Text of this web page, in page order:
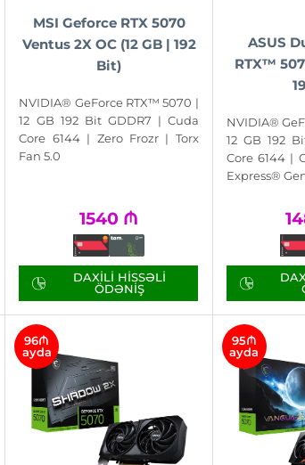
MSI Geforce RTX 5070
Ventus 2X OC (12 GB | 192
Bit)
NVIDIA® GeForce RTX™ 5070 |
12 GB 192 Bit GDDR7 | Cuda
Core 6144 | Zero Frozr | Torx
Fan 5.0
1540 ₼
DAXILI HISSƏLI
ÖDƏNIŞ
ASUS
RTX™
NVIDIA®
12 GB 192
Core 6144 |
Express®
96₼
ayda
95₼
ayda